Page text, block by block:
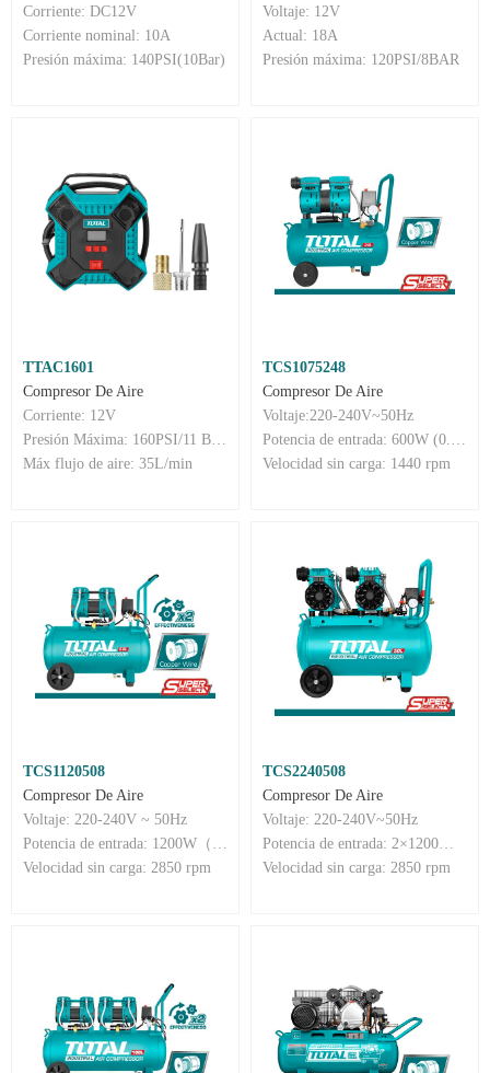
Corriente: DC12V
Corriente nominal: 10A
Presión máxima: 140PSI(10Bar)
Voltaje: 12V
Actual: 18A
Presión máxima: 120PSI/8BAR
TTAC1601
Compresor De Aire
Corriente: 12V
Presión Máxima: 160PSI/11 Bar/1100Kpa
Máx flujo de aire: 35L/min
TCS1075248
Compresor De Aire
Voltaje:220-240V~50Hz
Potencia de entrada: 600W (0.8HP)
Velocidad sin carga: 1440 rpm
TCS1120508
Compresor De Aire
Voltaje: 220-240V ~ 50Hz
Potencia de entrada: 1200W（1.6HP）
Velocidad sin carga: 2850 rpm
TCS2240508
Compresor De Aire
Voltaje: 220-240V~50Hz
Potencia de entrada: 2×1200W（3.2HP）
Velocidad sin carga: 2850 rpm